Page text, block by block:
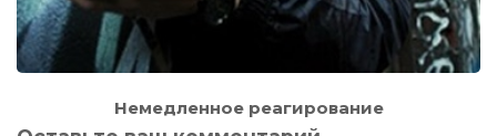
Немедленное реагирование